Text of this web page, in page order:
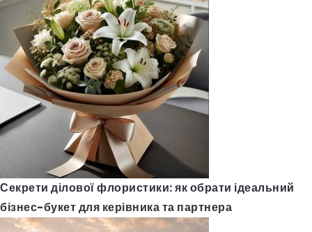
Секрети ділової флористики: як обрати ідеальний
бізнес-букет для керівника та партнера